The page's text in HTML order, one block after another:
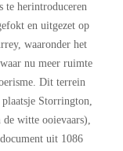
te herintroduceren
en uitgezet op
waaronder het
nu meer ruimte
Dit terrein
Storrington,
de witte ooievaars),
uit 1086